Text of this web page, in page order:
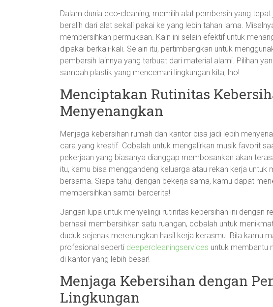
Dalam dunia eco-cleaning, memilih alat pembersih yang
beralih dari alat sekali pakai ke yang lebih tahan lama.
membersihkan permukaan. Kain ini selain efektif untuk
dipakai berkali-kali. Selain itu, pertimbangkan untuk
pembersih lainnya yang terbuat dari material alami. Pilihan
sampah plastik yang mencemari lingkungan kita, lho!
Menciptakan Rutinitas
Menyenangkan
Menjaga kebersihan rumah dan kantor bisa jadi lebih
cara yang kreatif. Cobalah untuk mengalirkan musik favorit
pekerjaan yang biasanya dianggap membosankan akan
itu, kamu bisa menggandeng keluarga atau rekan kerja untuk
bersama. Siapa tahu, dengan bekerja sama, kamu dapat
membersihkan sambil bercerita!
Jangan lupa untuk menyelingi rutinitas kebersihan ini dengan
berhasil membersihkan satu ruangan, cobalah untuk
duduk sejenak merenungkan hasil kerja kerasmu. Bila kamu
profesional seperti deepercleaningservices untuk membantu
di kantor yang lebih besar!
Menjaga Kebersihan dengan
Lingkungan